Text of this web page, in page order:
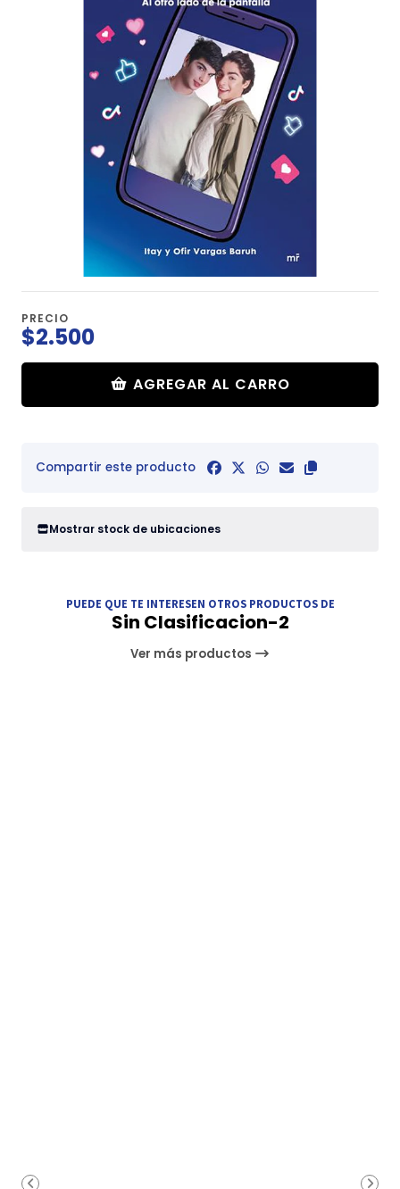
PRECIO
$2.500
AGREGAR AL CARRO
Compartir este producto
Mostrar stock de ubicaciones
PUEDE QUE TE INTERESEN OTROS PRODUCTOS DE
Sin Clasificacion-2
Ver más productos